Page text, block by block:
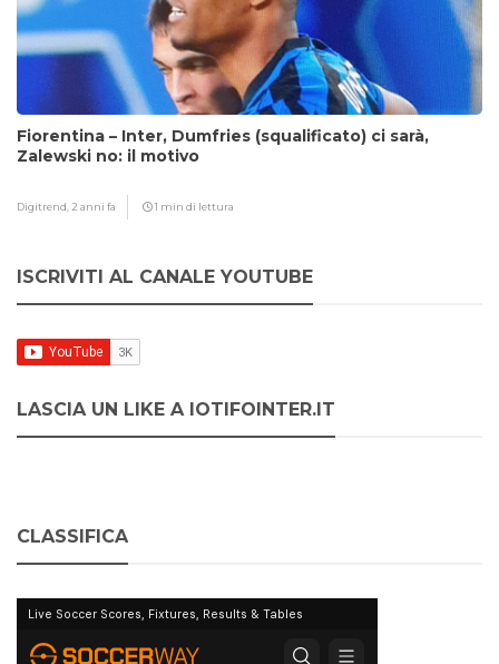
Fiorentina – Inter, Dumfries (squalificato) ci sarà,
Zalewski no: il motivo
Digitrend, 2 anni fa 1 min di lettura
ISCRIVITI AL CANALE YOUTUBE
LASCIA UN LIKE A IOTIFOINTER.IT
CLASSIFICA